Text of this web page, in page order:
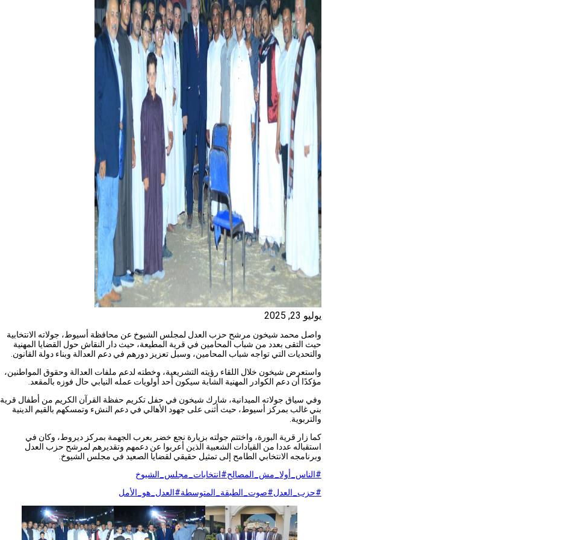
يوليو 23, 2025
واصل محمد شيخون مرشح حزب العدل لمجلس الشيوخ عن محافظة أسيوط، جولاته الانتخابية
حيث التقى بعدد من شباب المحامين في قرية المطيعة، حيث دار النقاش حول القضايا المهنية
والتحديات التي تواجه شباب المحامين، وسبل تعزيز دورهم في دعم العدالة وبناء دولة القانون.
واستعرض شيخون خلال اللقاء رؤيته التشريعية، وخطته لدعم ملفات العدالة وحقوق المواطنين،
مؤكدًا أن دعم الكوادر المهنية الشابة سيكون أحد أولويات عمله النيابي حال فوزه بالمقعد.
وفي سياق جولاته الميدانية، شارك شيخون في حفل تكريم حفظة القرآن الكريم من أطفال قرية
بني غالب بمركز أسيوط، حيث أثنى على جهود الأهالي في دعم النشء وتمسكهم بالقيم الدينية
والتربوية.
كما زار قرية البورة، واختتم جولته بزيارة نجع خضر بعرب الجهمة بمركز ديروط، وكان في
استقباله عددا من القيادات الشعبية الذين أعربوا عن دعمهم وتقديرهم لمرشح حزب العدل
وبرنامجه الانتخابي الطامح إلى تمثيل حقيقي لقضايا الصعيد في مجلس الشيوخ.
#الناس_أولا_مش_المصالح#انتخابات_مجلس_الشيوخ
#حزب_العدل#صوت_الطبقة_المتوسطة#العدل_هو_الأمل